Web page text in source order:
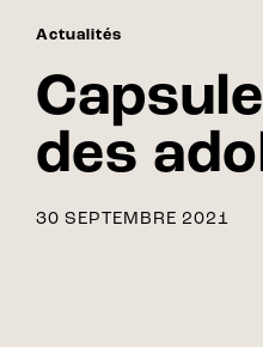
Actualités
des
30 SEPTEMBRE 2021